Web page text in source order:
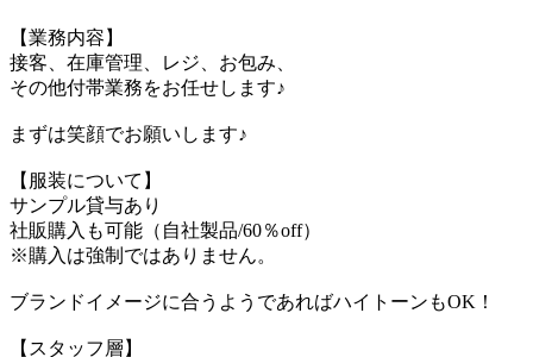
【業務内容】
接客、在庫管理、レジ、お包み、
その他付帯業務をお任せします♪
まずは笑顔でお願いします♪
【服装について】
サンプル貸与あり
社販購入も可能（自社製品/60％off）
※購入は強制ではありません。
ブランドイメージに合うようであればハイトーンもOK！
【スタッフ層】